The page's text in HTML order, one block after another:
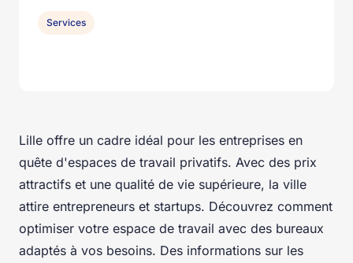
Lille offre un cadre idéal pour les entreprises en
quête d'espaces de travail privatifs. Avec des prix
attractifs et une qualité de vie supérieure, la ville
attire entrepreneurs et startups. Découvrez comment
optimiser votre espace de travail avec des bureaux
adaptés à vos besoins. Des informations sur les
Services